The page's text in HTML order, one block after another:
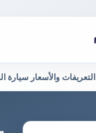
التعريفات والأسعار سيارة